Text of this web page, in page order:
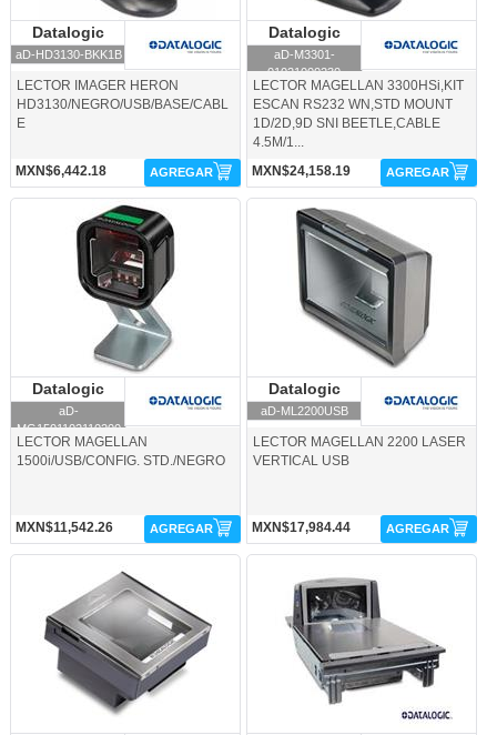
Datalogic
aD-HD3130-BKK1B
LECTOR IMAGER HERON
HD3130/NEGRO/USB/BASE/CABL
E
MXN$6,442.18 AGREGAR
Datalogic
aD-M3301-
01021000230
LECTOR MAGELLAN 3300HSi,KIT
ESCAN RS232 WN,STD MOUNT
1D/2D,9D SNI BEETLE,CABLE
4.5M/1...
MXN$24,158.19
AGREGAR
aD-MG1501102110200-Datalogic
Datalogic
aD-
MG1501102110200
LECTOR MAGELLAN
1500i/USB/CONFIG. STD./NEGRO
MXN$11,542.26 AGREGAR
aD-ML2200USB-Datalogic
Datalogic
aD-ML2200USB
LECTOR MAGELLAN 2200 LASER
VERTICAL USB
MXN$17,984.44 AGREGAR